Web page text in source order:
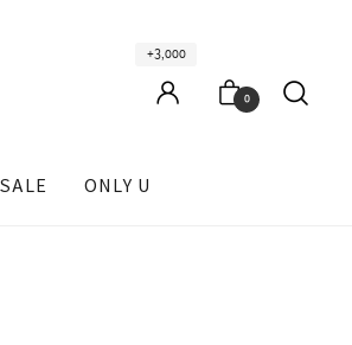
+3,000
0
ONLY U